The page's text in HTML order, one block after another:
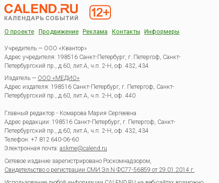
О проекте Продвижение Реклама Контакты Информеры
Учредитель — ООО «Квантор»
Адрес учредителя: 198516 Санкт-Петербург, г. Петергоф, Санкт-
Петербургский пр., д.60, лит.А, ч.п. 2-Н, оф. 432, 434
Издатель — ООО «МЕДИО»
Адрес издателя: 198516 Санкт-Петербург, г. Петергоф, Санкт-
Петербургский пр., д.60, лит.А, ч.п. 2-Н, оф. 440
Главный редактор - Комарова Мария Сергеевна
Адрес редакции: 198516 Санкт-Петербург, г. Петергоф, Санкт-
Петербургский пр., д.60, лит.А, ч.п. 2-Н, оф. 432, 434
Телефон: +7 812 640-06-60
Электронная почта: askme@calend.ru
Сетевое издание зарегистрировано Роскомнадзором,
Свидетельство о регистрации СМИ Эл.N ФС77-56859 от 29.01.2014 г.